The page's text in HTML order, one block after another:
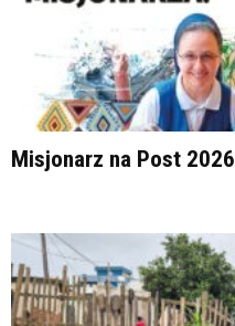
Misjonarz na Post 2026